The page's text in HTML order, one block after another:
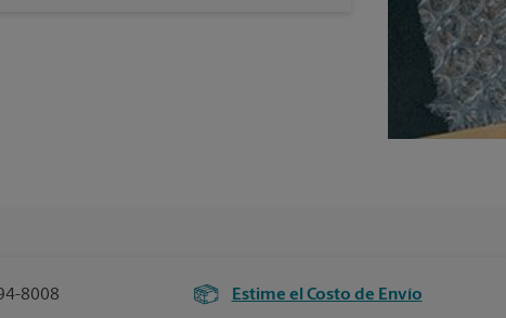
8008 Estime el Costo de Envío